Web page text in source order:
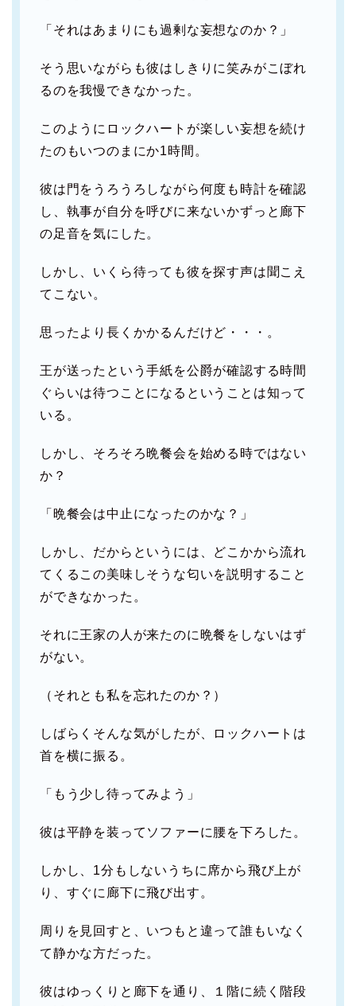
「それはあまりにも過剰な妄想なのか？」
そう思いながらも彼はしきりに笑みがこぼれ
るのを我慢できなかった。
このようにロックハートが楽しい妄想を続け
たのもいつのまにか1時間。
彼は門をうろうろしながら何度も時計を確認
し、執事が自分を呼びに来ないかずっと廊下
の足音を気にした。
しかし、いくら待っても彼を探す声は聞こえ
てこない。
思ったより長くかかるんだけど・・・。
王が送ったという手紙を公爵が確認する時間
ぐらいは待つことになるということは知って
いる。
しかし、そろそろ晩餐会を始める時ではない
か？
「晩餐会は中止になったのかな？」
しかし、だからというには、どこかから流れ
てくるこの美味しそうな匂いを説明すること
ができなかった。
それに王家の人が来たのに晩餐をしないはず
がない。
（それとも私を忘れたのか？）
しばらくそんな気がしたが、ロックハートは
首を横に振る。
「もう少し待ってみよう」
彼は平静を装ってソファーに腰を下ろした。
しかし、1分もしないうちに席から飛び上が
り、すぐに廊下に飛び出す。
周りを見回すと、いつもと違って誰もいなく
て静かな方だった。
彼はゆっくりと廊下を通り、１階に続く階段